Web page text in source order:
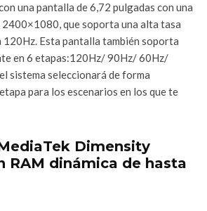
una pantalla de 6,72 pulgadas con una
que soporta una alta tasa
120Hz. Esta pantalla también soporta
en 6 etapas:120Hz/ 90Hz/ 60Hz/
sistema seleccionará de forma
para los escenarios en los que te
Dimensity
RAM dinámica de hasta